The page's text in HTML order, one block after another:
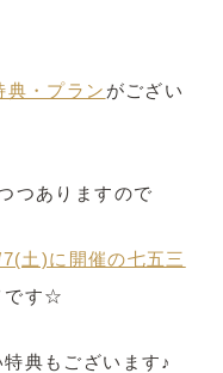
典・プラン がござい
つありますので
土)に開催の七五三
です☆
典もございます♪